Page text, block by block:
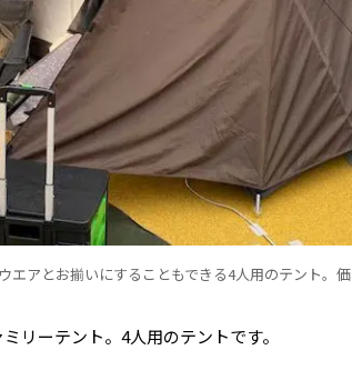
アとお揃いにすることもできる4人用のテント。価
リーテント。4人用のテントです。